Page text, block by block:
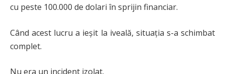
cu peste 100.000 de dolari în sprijin financiar.
Când acest lucru a ieșit la iveală, situația s-a schimbat
complet.
Nu era un incident izolat.